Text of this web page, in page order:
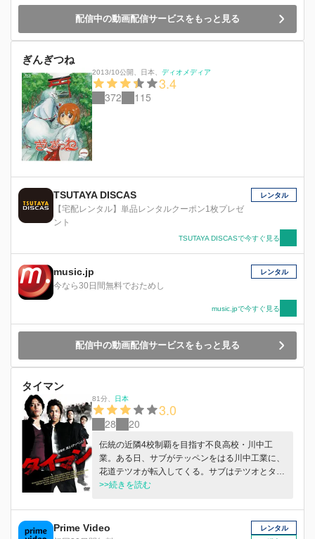
配信中の動画配信サービスをもっと見る
ぎんぎつね
2013/10公開 日本 ディオメディア
3.4
372 115
TSUTAYA DISCAS
【宅配レンタル】単品レンタルクーポン1枚プレゼ
ント
レンタル
TSUTAYA DISCASで今すぐ見る
music.jp
今なら30日間無料でおためし
レンタル
music.jpで今すぐ見る
配信中の動画配信サービスをもっと見る
タイマン
81分 日本
3.0
28 20
伝統の近隣4校制覇を目指す不良高校・川中工
業。ある日、サブがテッペンをはる川中工業に、
花道テツオが転入してくる。サブはテツオとタイ
マンに及び、これをきっかけに2人に友情が芽生
が始まる。
>>続きを読む
Prime Video
レンタル